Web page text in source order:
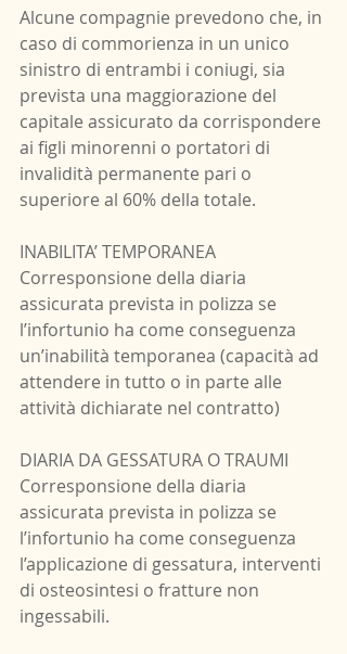
Alcune compagnie prevedono che, in
caso di commorienza in un unico
sinistro di entrambi i coniugi, sia
prevista una maggiorazione del
capitale assicurato da corrispondere
ai figli minorenni o portatori di
invalidità permanente pari o
superiore al 60% della totale.
INABILITA’ TEMPORANEA
Corresponsione della diaria
assicurata prevista in polizza se
l’infortunio ha come conseguenza
un’inabilità temporanea (capacità ad
attendere in tutto o in parte alle
attività dichiarate nel contratto)
DIARIA DA GESSATURA O TRAUMI
Corresponsione della diaria
assicurata prevista in polizza se
l’infortunio ha come conseguenza
l’applicazione di gessatura, interventi
di osteosintesi o fratture non
ingessabili.